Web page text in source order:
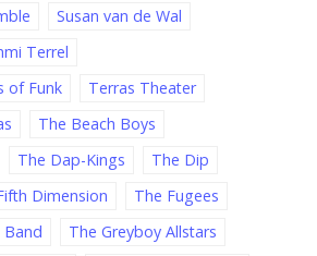
Susan van de Wal
Terrel
of Funk
Terras Theater
The Beach Boys
The Dap-Kings
The Dip
Dimension
The Fugees
Band
The Greyboy Allstars